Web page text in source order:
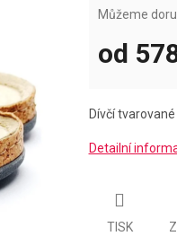
Můžeme
od
Dívčí tvarované
Detailní
TISK